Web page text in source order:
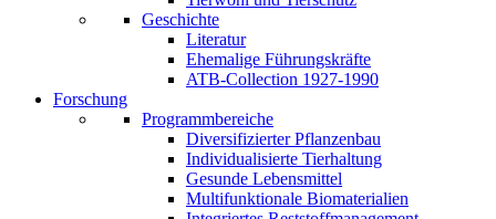
Geschichte
Literatur
Ehemalige Führungskräfte
ATB-Collection 1927-1990
Forschung
Programmbereiche
Diversifizierter Pflanzenbau
Individualisierte Tierhaltung
Gesunde Lebensmittel
Multifunktionale Biomaterialien